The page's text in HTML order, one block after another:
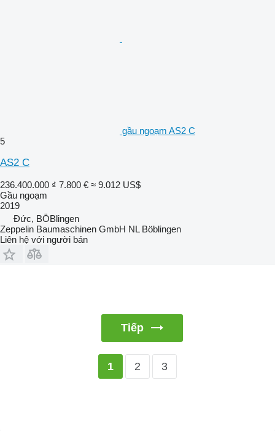
gầu ngoạm AS2 C
5
AS2 C
236.400.000 ₫ 7.800 € ≈ 9.012 US$
Gầu ngoạm
2019
Đức, BÖBlingen
Zeppelin Baumaschinen GmbH NL Böblingen
Liên hệ với người bán
Tiếp
1 2 3